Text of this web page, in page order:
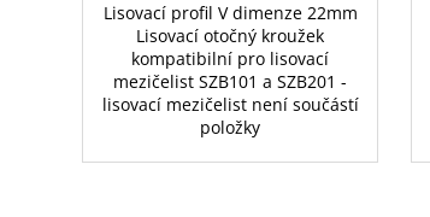
Lisovací profil V dimenze 22mm
Lisovací otočný kroužek
kompatibilní pro lisovací
mezičelist SZB101 a SZB201 -
lisovací mezičelist není součástí
položky